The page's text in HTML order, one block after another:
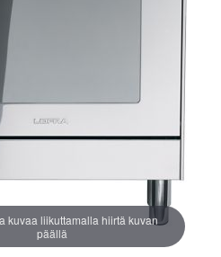
kuvaa liikuttamalla hiirtä kuvan
päällä